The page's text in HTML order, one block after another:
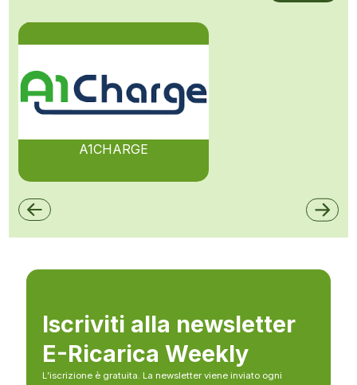
A1CHARGE
Iscriviti alla newsletter
E-Ricarica Weekly
L’iscrizione è gratuita. La newsletter viene inviato ogni